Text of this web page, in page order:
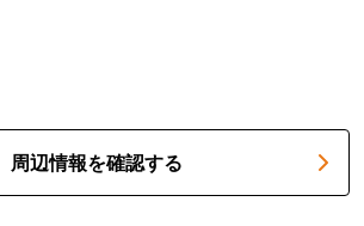
周辺情報を確認する